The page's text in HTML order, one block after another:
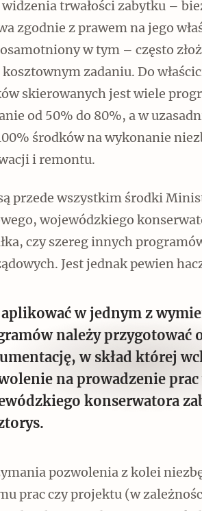
trwałości zabytku –
zgodnie z prawem na jego
w tym – często
kosztownym zadaniu. Do
skierowanych jest wiele
od 50% do 80%, a w
środków na wykonanie
i remontu.
przede wszystkim środki
wojewódzkiego
czy szereg innych
Jest jednak pewien
aplikować w jednym z
należy przygotować
w skład której
na prowadzenie prac
konserwatora
pozwolenia z kolei
prac czy projektu (w